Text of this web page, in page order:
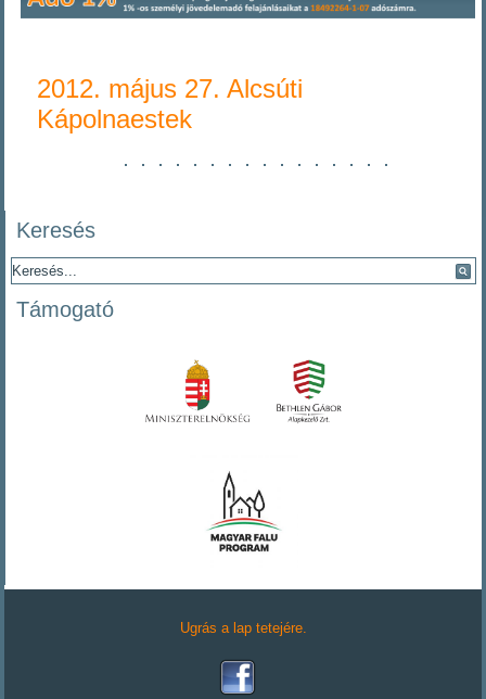
2012. május 27. Alcsúti
Kápolnaestek
Keresés
Támogató
Ugrás a lap tetejére.